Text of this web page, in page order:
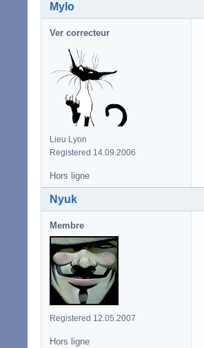
Mylo
Ver correcteur
Lieu Lyon
Registered 14.09.2006
Hors ligne
Nyuk
Membre
Registered 12.05.2007
Hors ligne